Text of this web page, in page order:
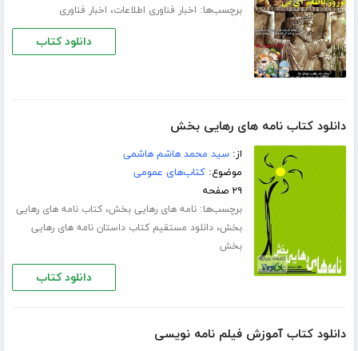
برچسب‌ها: اخبار فناوری اطلاعات، اخبار فناوری
دانلود کتاب
دانلود کتاب نامه های رهایی بخش
از:سید محمد هاشم هاشمی
موضوع:کتاب‌های عمومی
۲۹ صفحه
برچسب‌ها:نامه های رهایی بخش،کتاب نامه های رهایی
بخش،دانلود مستقیم کتاب داستان نامه های رهایی
بخش
دانلود کتاب
دانلود کتاب آموزش فیلم نامه نویسی